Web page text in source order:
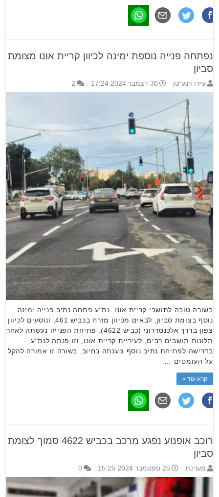
נפתחה פנייה נוספת ימינה לכיוון קריית אונו מצומת
סביון
עידו וינגרטן 30 דצמבר 2024 17:24 2
בשורה טובה לתושבי קריית אונו. נת"ע פתחה נתיב פנייה ימינה
נוסף בצומת סביון, לבאים מכיוון מזרח בכביש 461, ונוסעים לכיוון
צפון בדרך אלכנסדרוני (כביש 4622). פתיחת הפנייה נעשתה לאחר
תלונות תושבים רבים, לעיריית קריית אונו, וזו פנתה לנת"ע
בדרישה לפתיחת נתיב נוסף ונענתה בחיוב. בשורה זו אמורה להקל
על העומסים …
קרא עוד »
רוכב אופנוע נפגע מרכב בכביש 4622 סמוך לצומת
סביון
מערכת 25 ספטמבר 2024 15:25 0